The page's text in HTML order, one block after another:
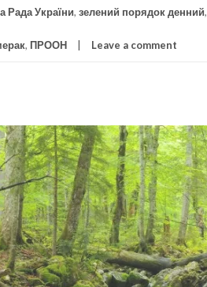
Рада України, зелений порядок денний,
, ПРООН Leave a comment